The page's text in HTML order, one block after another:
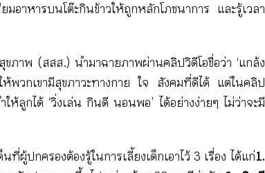
อาหารบนโต๊ะกินข้าวให้ถูกหลักโภชนาการ และรู้เวลา
ภาพ (สสส.) นำมาฉายภาพผ่านคลิปวิดีโอชื่อว่า ‘แกล้ง
ห้พวกเขามีสุขภาวะทางกาย ใจ สังคมที่ดีได้ แต่ในคลิป
ห้ลูกได้ ‘วิ่งเล่น กินดี นอนพอ’ ได้อย่างง่ายๆ ไม่ว่าจะมี
ปกครองต้องรู้ในการเลี้ยงเด็กเอาไว้ 3 เรื่อง ได้แก่1.